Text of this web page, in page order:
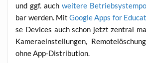
und ggf. auch wei­te­re
bar wer­den. MitGoog­le Apps for
se Devices auch schon jetzt zen­tral
Kame­ra­ein­stel­lun­gen,
ohne App-Distribution.